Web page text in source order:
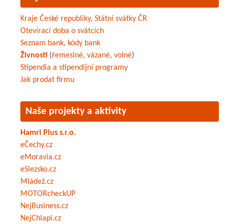
Kraje České republiky, Státní svátky ČR
Otevírací doba o svátcích
Seznam bank, kódy bank
Živnosti (řemeslné, vázané, volné)
Stipendia a stipendijní programy
Jak prodat firmu
Naše projekty a aktivity
Hamri Plus s.r.o.
eČechy.cz
eMoravia.cz
eSlezsko.cz
Mládež.cz
MOTORcheckUP
NejBusiness.cz
NejChlapi.cz